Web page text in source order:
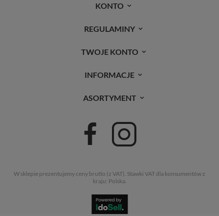
KONTO
REGULAMINY
TWOJE KONTO
INFORMACJE
ASORTYMENT
W sklepie prezentujemy ceny brutto (z VAT). Stawki VAT dla konsumentów z
kraju: Polska